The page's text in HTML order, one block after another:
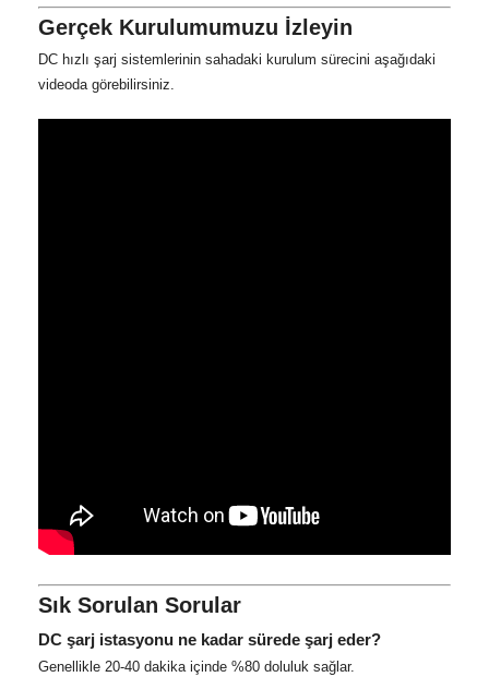
Gerçek Kurulumumuzu İzleyin
DC hızlı şarj sistemlerinin sahadaki kurulum sürecini aşağıdaki
videoda görebilirsiniz.
Sık Sorulan Sorular
DC şarj istasyonu ne kadar sürede şarj eder?
Genellikle 20-40 dakika içinde %80 doluluk sağlar.